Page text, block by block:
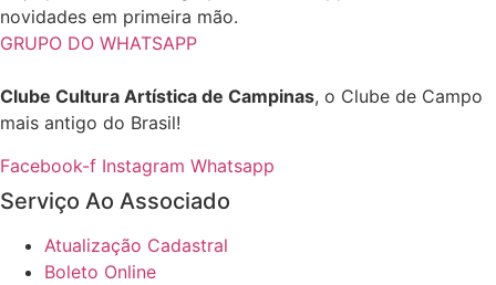
novidades em primeira mão.
GRUPO DO WHATSAPP
Clube Cultura Artística de Campinas, o Clube de Campo
mais antigo do Brasil!
Facebook-f Instagram Whatsapp
Serviço Ao Associado
Atualização Cadastral
Boleto Online